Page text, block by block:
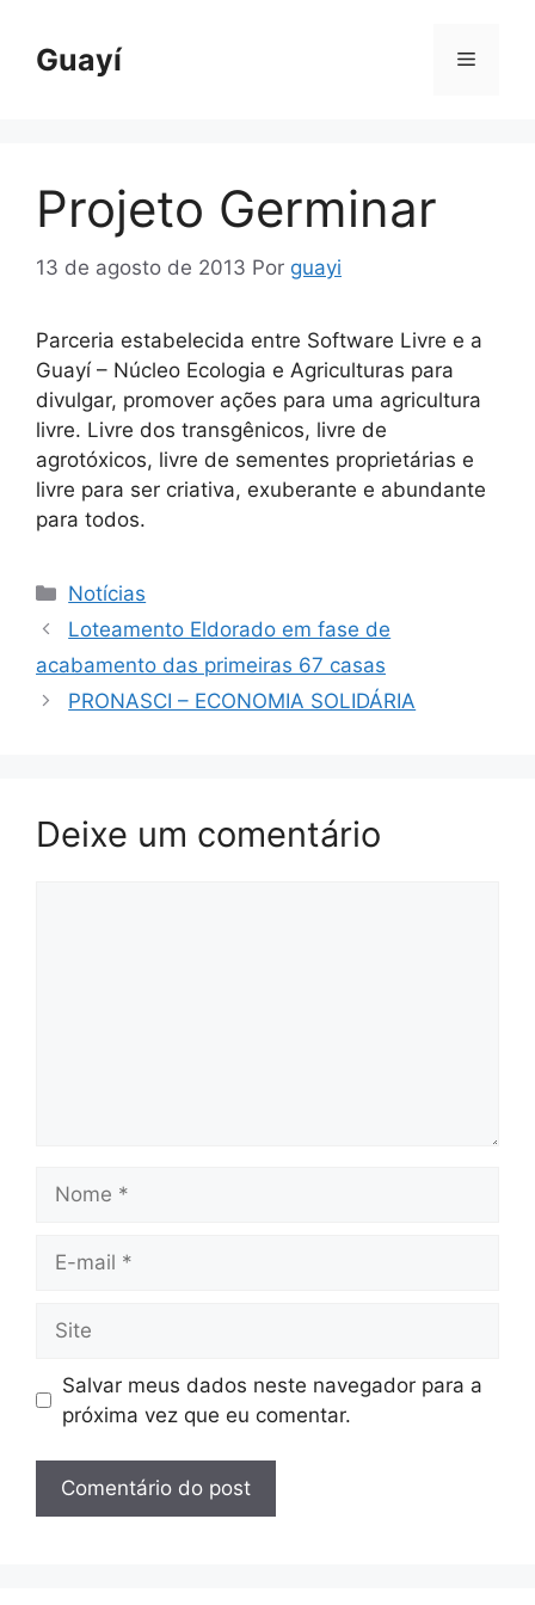
Guayí Menu
Projeto Germinar
13 de agosto de 2013 Por guayi
Parceria estabelecida entre Software Livre e a
Guayí – Núcleo Ecologia e Agriculturas para
divulgar, promover ações para uma agricultura
livre. Livre dos transgênicos, livre de
agrotóxicos, livre de sementes proprietárias e
livre para ser criativa, exuberante e abundante
para todos.
Categorias
Notícias
Loteamento Eldorado em fase de
acabamento das primeiras 67 casas
PRONASCI – ECONOMIA SOLIDÁRIA
Deixe um comentário
mail
Salvar meus dados neste navegador para a
próxima vez que eu comentar.